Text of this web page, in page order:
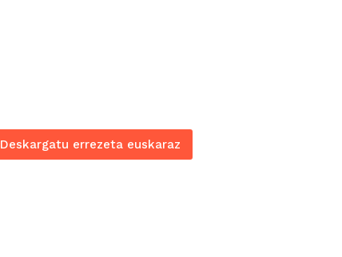
Deskargatu errezeta euskaraz